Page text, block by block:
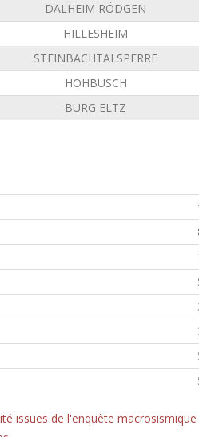
DALHEIM RÖDGEN
HILLESHEIM
STEINBACHTALSPERRE
HOHBUSCH
BURG ELTZ
issues de l'enquête